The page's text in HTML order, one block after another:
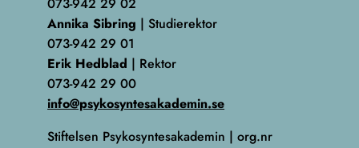
073-942 29 02
Annika Sibring | Studierektor
073-942 29 01
Erik Hedblad | Rektor
073-942 29 00
info@psykosyntesakademin.se
Stiftelsen Psykosyntesakademin | org.nr